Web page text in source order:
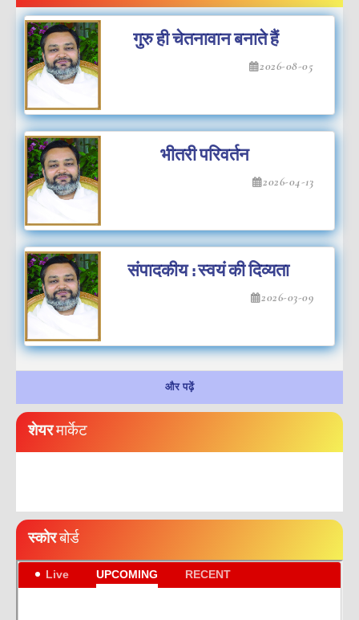
गुरु ही चेतनावान बनाते हैं
2026-08-05
भीतरी परिवर्तन
2026-04-13
संपादकीय : स्वयं की दिव्यता
2026-03-09
और पढ़ें
शेयरमार्केट
स्कोरबोर्ड